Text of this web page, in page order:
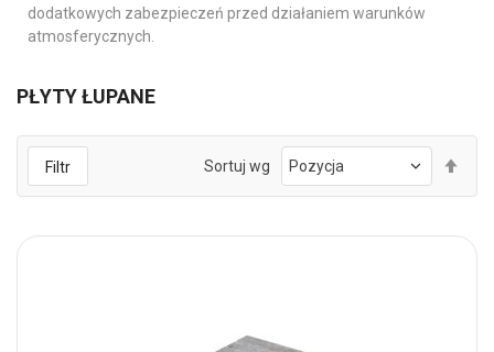
dodatkowych zabezpieczeń przed działaniem warunków
atmosferycznych.
PŁYTY ŁUPANE
Filtr Sortuj wg